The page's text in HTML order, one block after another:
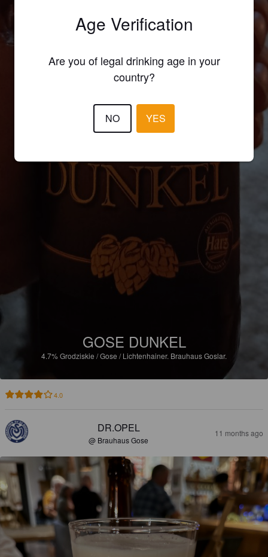
GOSE DUNKEL
4.7%Grodziskie / Gose / Lichtenhainer. Brauhaus Goslar.
4.0
DR.OPEL
@ Brauhaus Gose
11 months ago
Age Verification
Are you of legal drinking age in your
country?
NO YES